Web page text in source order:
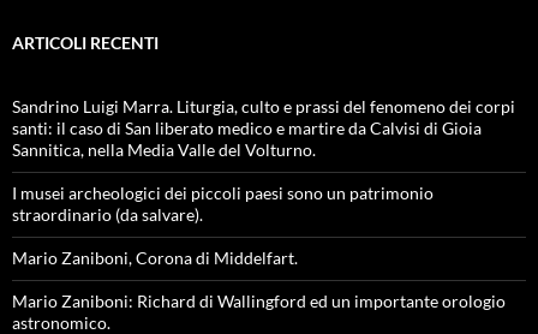
ARTICOLI RECENTI
Sandrino Luigi Marra. Liturgia, culto e prassi del fenomeno dei corpi
santi: il caso di San liberato medico e martire da Calvisi di Gioia
Sannitica, nella Media Valle del Volturno.
I musei archeologici dei piccoli paesi sono un patrimonio
straordinario (da salvare).
Mario Zaniboni, Corona di Middelfart.
Mario Zaniboni: Richard di Wallingford ed un importante orologio
astronomico.